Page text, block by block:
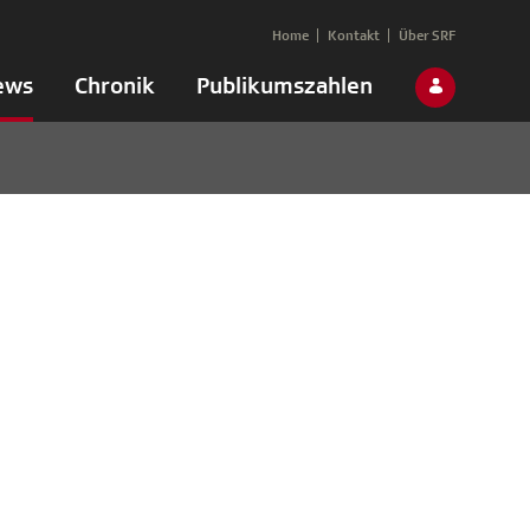
Chronik Publikumszahlen
Home Kontakt Über SRF